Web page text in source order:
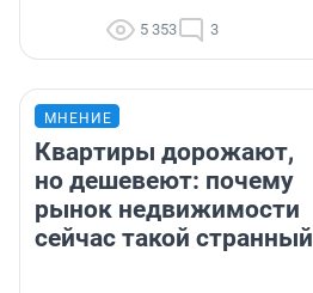
5 353 3
МНЕНИЕ
Квартиры дорожают,
но дешевеют: почему
рынок недвижимости
сейчас такой странный